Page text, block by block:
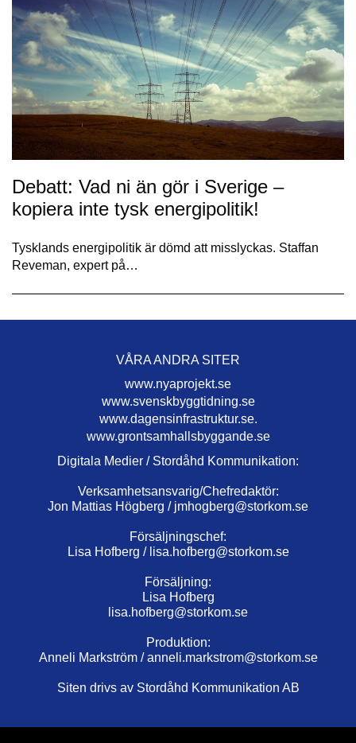
Debatt: Vad ni än gör i Sverige –
kopiera inte tysk energipolitik!
Tysklands energipolitik är dömd att misslyckas. Staffan
Reveman, expert på…
VÅRA ANDRA SITER
www.nyaprojekt.se
www.svenskbyggtidning.se
www.dagensinfrastruktur.se.
www.grontsamhallsbyggande.se
Digitala Medier / Stordåhd Kommunikation:
Verksamhetsansvarig/Chefredaktör:
Jon Mattias Högberg / jmhogberg@storkom.se
Försäljningschef:
Lisa Hofberg / lisa.hofberg@storkom.se
Försäljning:
Lisa Hofberg
lisa.hofberg@storkom.se
Produktion:
Anneli Markström /anneli.markstrom@storkom.se
Siten drivs av Stordåhd Kommunikation AB